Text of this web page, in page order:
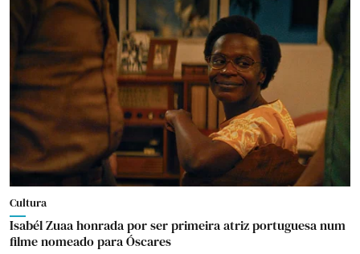
Cultura
Isabél Zuaa honrada por ser primeira atriz portuguesa num
filme nomeado para Óscares